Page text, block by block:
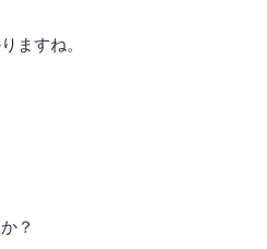
ますね。
？